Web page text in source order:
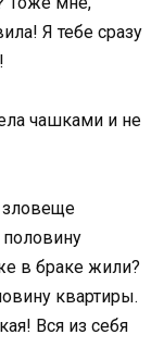
Я тебе сразу
чашками и не
в браке жили?
квартиры.
Вся из себя